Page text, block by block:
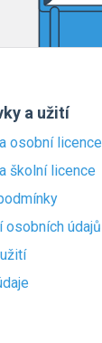
a užití
osobní licence
školní licence
osobních údajů